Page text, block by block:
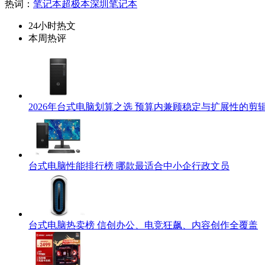
热词： 笔记本超极本深圳笔记本
24小时热文
本周热评
2026年台式电脑划算之选 预算内兼顾稳定与扩展性的剪
台式电脑性能排行榜 哪款最适合中小企行政文员
台式电脑热卖榜 信创办公、电竞狂飙、内容创作全覆盖